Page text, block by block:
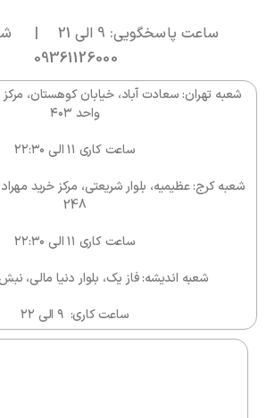
پشتیبانی کامل از خرید شما، تضمین
ساعت پاسخگویی: 9 الی 21 | شماره تماس:
09361126000
واحد ۴۰۳
ساعت کاری ۱۱ الی ۲۲:۳۰
248
ساعت کاری ۱۱ الی ۲۲:۳۰
شعبه اندیشه: فاز یک، بلوار دنیا مالی،
ساعت کاری: ۹ الی ۲۲